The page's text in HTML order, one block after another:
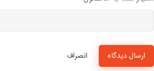
ارسال دیدگاه انصراف